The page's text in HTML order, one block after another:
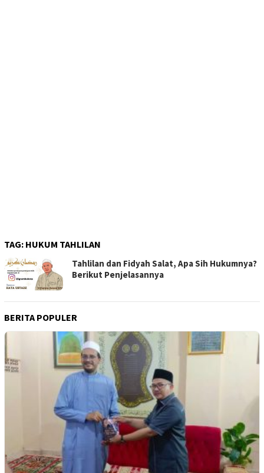
TAG: HUKUM TAHLILAN
Tahlilan dan Fidyah Salat, Apa Sih Hukumnya?
Berikut Penjelasannya
BERITA POPULER